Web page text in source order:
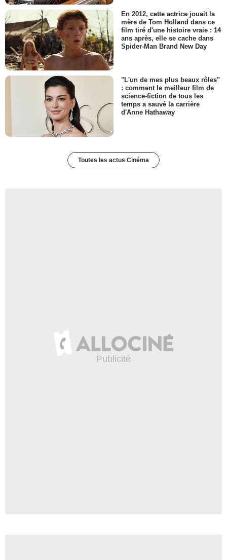
En 2012, cette actrice jouait la
mère de Tom Holland dans ce
film tiré d'une histoire vraie : 14
ans après, elle se cache dans
Spider-Man Brand New Day
"L'un de mes plus beaux rôles"
: comment le meilleur film de
science-fiction de tous les
temps a sauvé la carrière
d'Anne Hathaway
Toutes les actus Cinéma